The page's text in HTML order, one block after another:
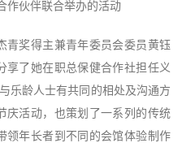
作伙伴联合举办的活动
青奖得主兼青年委员会委员黄钰
享了她在职总保健合作社担任义
乐龄人士有共同的相处及沟通方
庆活动，也策划了一系列的传统
领年长者到不同的会馆体验制作